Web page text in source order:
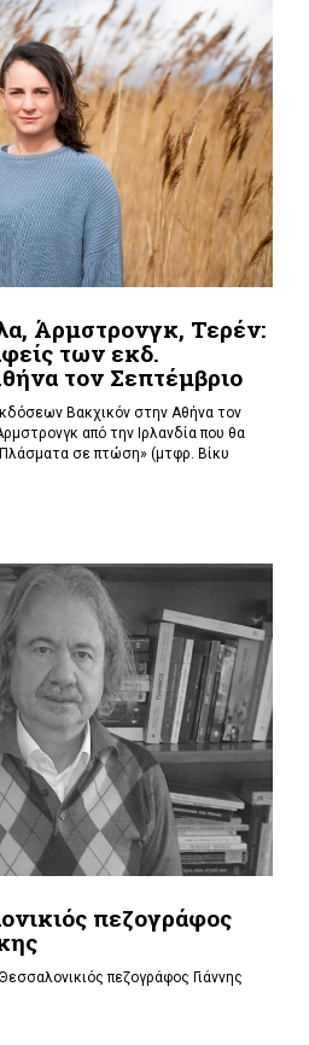
Άρμστρονγκ, Τερέν:
των εκδ.
τον Σεπτέμβριο
Βακχικόν στην Αθήνα τον
από την Ιρλανδία που θα
σε πτώση» (μτφρ. Βίκυ
πεζογράφος
πεζογράφος Γιάννης